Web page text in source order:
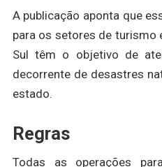
A publicação aponta que
para os setores de turismo
Sul têm o objetivo de
decorrente de desastres
estado.
Regras
Todas as operações